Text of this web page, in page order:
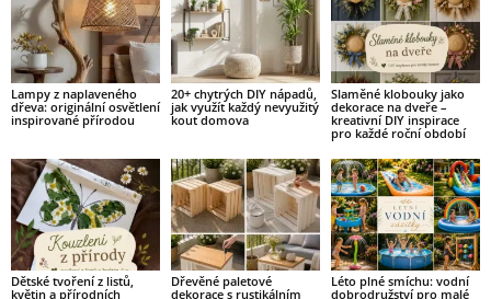
Lampy z naplaveného
dřeva: originální osvětlení
inspirované přírodou
20+ chytrých DIY nápadů,
jak využít každý nevyužitý
kout domova
Slaměné klobouky jako
dekorace na dveře –
kreativní DIY inspirace
pro každé roční období
Dětské tvoření z listů,
květin a přírodních
Dřevěné paletové
dekorace s rustikálním
Léto plné smíchu: vodní
dobrodružství pro malé